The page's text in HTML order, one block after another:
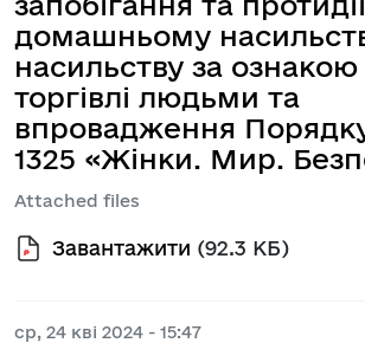
домашньому
насильству за ознакою
торгівлі людьми та
впровадження
1325 «Жінки. Мир.
Attached files
Завантажити (92.3 КБ)
ср, 24 кві 2024 - 15:47